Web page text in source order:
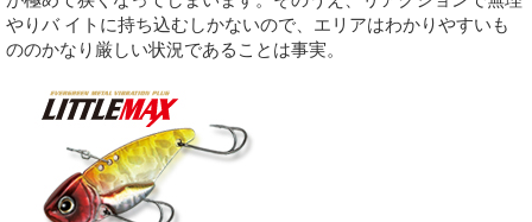
やりバ イトに持ち込むしかないので、エリアはわかりやすいも
ののかなり厳しい状況であることは事実。